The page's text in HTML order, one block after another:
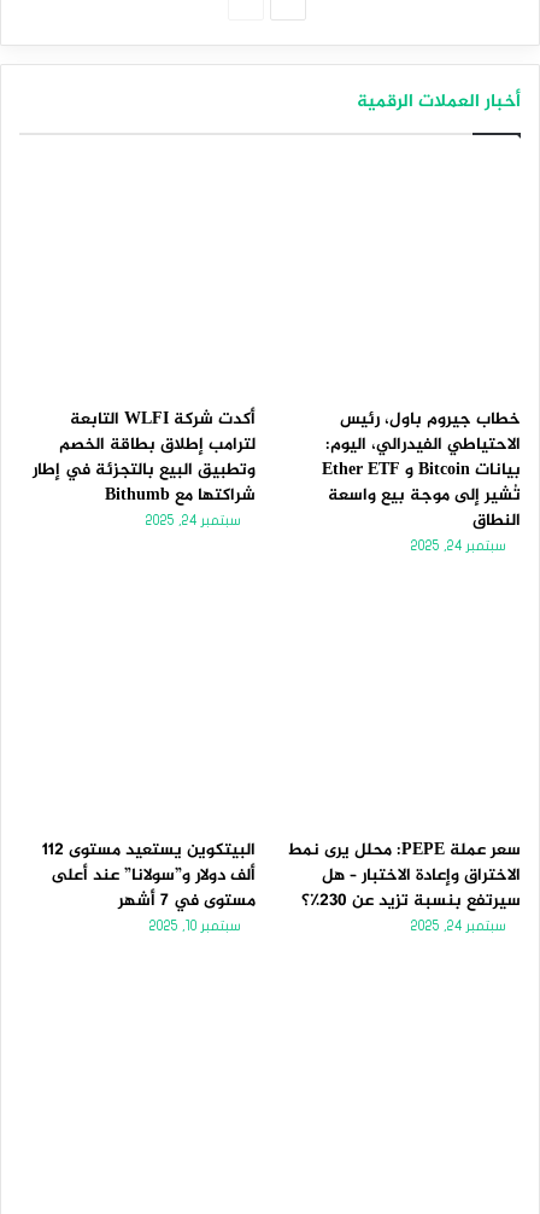
أخبار العملات الرقمية
خطاب جيروم باول، رئيس
الاحتياطي الفيدرالي، اليوم:
بيانات Bitcoin و Ether ETF
تُشير إلى موجة بيع واسعة
النطاق
سبتمبر 24, 2025
أكدت شركة WLFI التابعة
لترامب إطلاق بطاقة الخصم
وتطبيق البيع بالتجزئة في إطار
شراكتها مع Bithumb
سبتمبر 24, 2025
سعر عملة PEPE: محلل يرى نمط
الاختراق وإعادة الاختبار – هل
سيرتفع بنسبة تزيد عن 230٪؟
سبتمبر 24, 2025
البيتكوين يستعيد مستوى 112
ألف دولار و”سولانا” عند أعلى
مستوى في 7 أشهر
سبتمبر 10, 2025